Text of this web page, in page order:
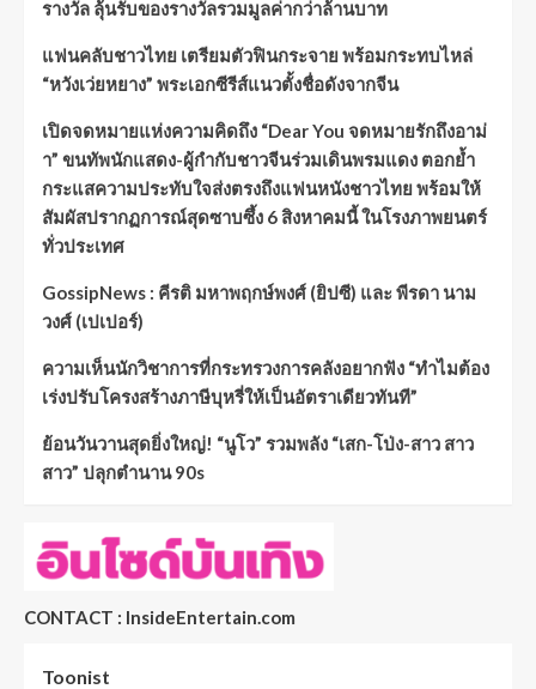
รางวัล ลุ้นรับของรางวัลรวมมูลค่ากว่าล้านบาท
แฟนคลับชาวไทย เตรียมตัวฟินกระจาย พร้อมกระทบไหล่
“หวังเว่ยหยาง” พระเอกซีรีส์แนวตั้งชื่อดังจากจีน
เปิดจดหมายแห่งความคิดถึง “Dear You จดหมายรักถึงอาม่
า” ขนทัพนักแสดง-ผู้กำกับชาวจีนร่วมเดินพรมแดง ตอกย้ำ
กระแสความประทับใจส่งตรงถึงแฟนหนังชาวไทย พร้อมให้
สัมผัสปรากฏการณ์สุดซาบซึ้ง 6 สิงหาคมนี้ ในโรงภาพยนตร์
ทั่วประเทศ
GossipNews : คีรติ มหาพฤกษ์พงศ์ (ยิปซี) และ พีรดา นาม
วงศ์ (เปเปอร์)
ความเห็นนักวิชาการที่กระทรวงการคลังอยากฟัง “ทำไมต้อง
เร่งปรับโครงสร้างภาษีบุหรี่ให้เป็นอัตราเดียวทันที”
ย้อนวันวานสุดยิ่งใหญ่! “นูโว” รวมพลัง “เสก-โป่ง-สาว สาว
สาว” ปลุกตำนาน 90s
CONTACT : InsideEntertain.com
Toonist